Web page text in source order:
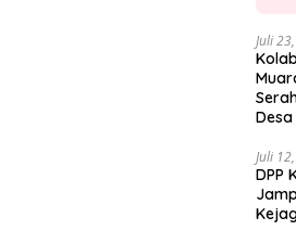
Juli
Juli
DPP